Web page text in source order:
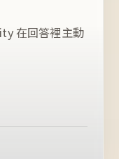
在回答裡主動